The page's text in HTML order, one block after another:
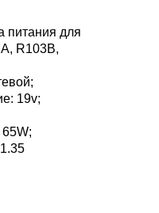
питания для
R103B,
19v;